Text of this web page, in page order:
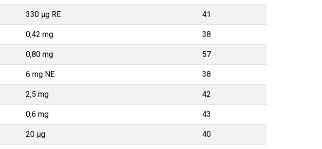
330 µg RE 41
0,42 mg 38
0,80 mg 57
6 mg NE 38
2,5 mg 42
0,6 mg 43
20 µg 40